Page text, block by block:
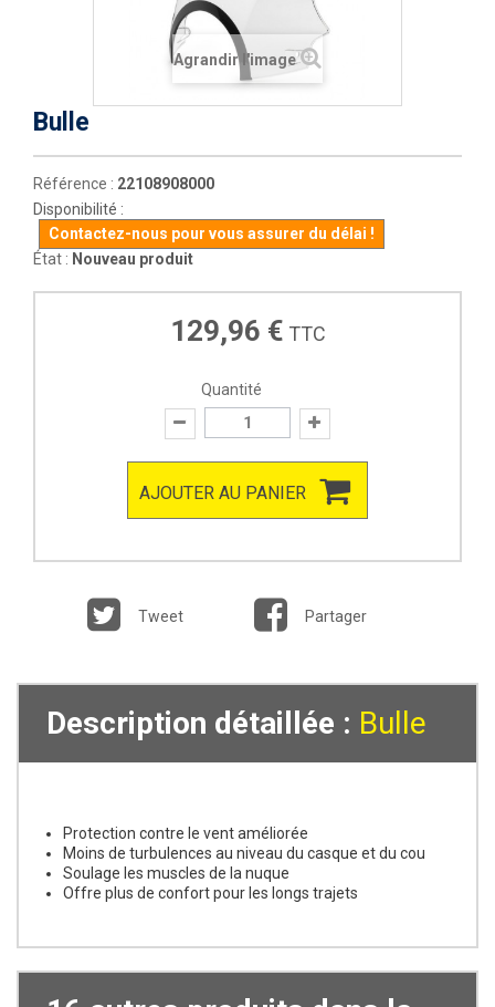
Agrandir l'image
Bulle
Référence : 22108908000
Disponibilité :
Contactez-nous pour vous assurer du délai !
État : Nouveau produit
129,96 € TTC
Quantité
AJOUTER AU PANIER
Tweet Partager
Description détaillée : Bulle
Protection contre le vent améliorée
Moins de turbulences au niveau du casque et du cou
Soulage les muscles de la nuque
Offre plus de confort pour les longs trajets